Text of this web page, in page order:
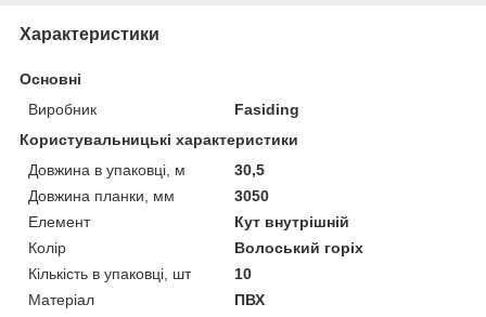
Характеристики
Основні
Виробник
Fasiding
Користувальницькі характеристики
Довжина в упаковці, м
30,5
Довжина планки, мм
3050
Елемент
Кут внутрішній
Колір
Волоський горіх
Кількість в упаковці, шт
10
Матеріал
ПВХ